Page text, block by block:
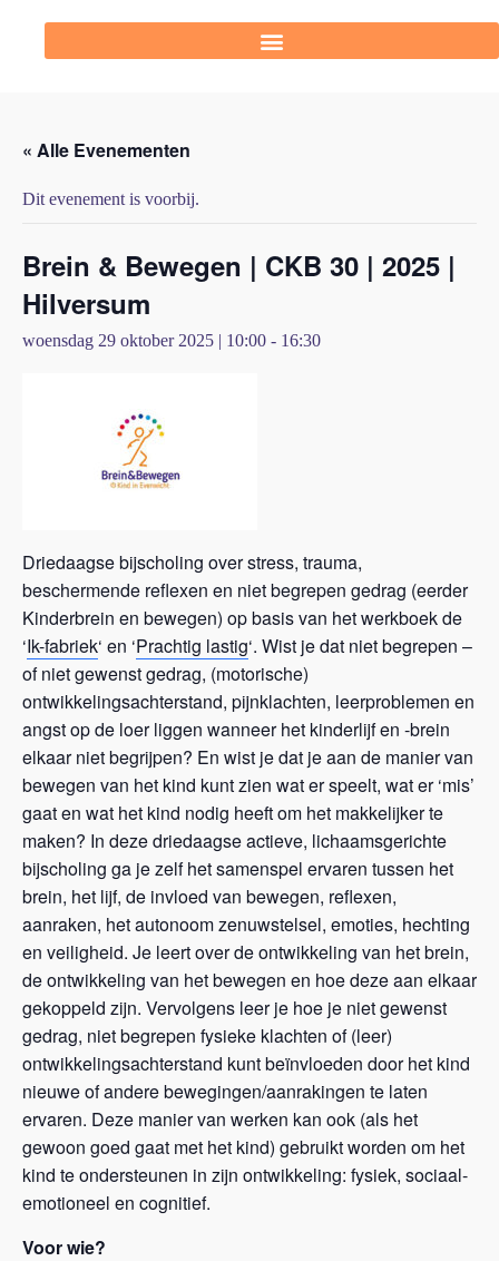
« Alle Evenementen
Dit evenement is voorbij.
Brein & Bewegen | CKB 30 | 2025 |
Hilversum
woensdag 29 oktober 2025 | 10:00 - 16:30
Driedaagse bijscholing over stress, trauma,
beschermende reflexen en niet begrepen gedrag (eerder
Kinderbrein en bewegen) op basis van het werkboek de
‘Ik-fabriek‘ en ‘Prachtig lastig‘. Wist je dat niet begrepen –
of niet gewenst gedrag, (motorische)
ontwikkelingsachterstand, pijnklachten, leerproblemen en
angst op de loer liggen wanneer het kinderlijf en -brein
elkaar niet begrijpen? En wist je dat je aan de manier van
bewegen van het kind kunt zien wat er speelt, wat er ‘mis’
gaat en wat het kind nodig heeft om het makkelijker te
maken? In deze driedaagse actieve, lichaamsgerichte
bijscholing ga je zelf het samenspel ervaren tussen het
brein, het lijf, de invloed van bewegen, reflexen,
aanraken, het autonoom zenuwstelsel, emoties, hechting
en veiligheid. Je leert over de ontwikkeling van het brein,
de ontwikkeling van het bewegen en hoe deze aan elkaar
gekoppeld zijn. Vervolgens leer je hoe je niet gewenst
gedrag, niet begrepen fysieke klachten of (leer)
ontwikkelingsachterstand kunt beïnvloeden door het kind
nieuwe of andere bewegingen/aanrakingen te laten
ervaren. Deze manier van werken kan ook (als het
gewoon goed gaat met het kind) gebruikt worden om het
kind te ondersteunen in zijn ontwikkeling: fysiek, sociaal-
emotioneel en cognitief.
Voor wie?